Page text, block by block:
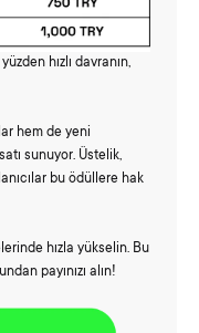
hızlı davranın,
hem de yeni
sunuyor. Üstelik,
bu ödüllere hak
hızla yükselin. Bu
payınızı alın!